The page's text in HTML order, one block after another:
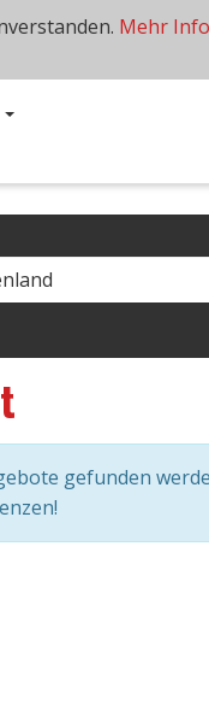
gefunden
Mehr